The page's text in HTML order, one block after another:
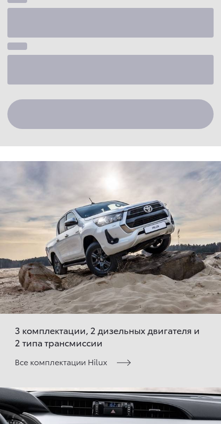
3 комплектации, 2 дизельных двигателя и
2 типа трансмиссии
Все комплектации Hilux